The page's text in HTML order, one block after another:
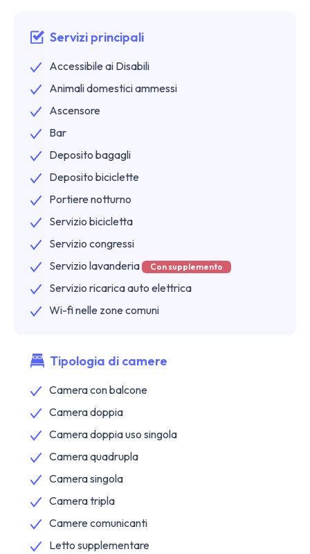
Servizi principali
Accessibile ai Disabili
Animali domestici ammessi
Ascensore
Bar
Deposito bagagli
Deposito biciclette
Portiere notturno
Servizio bicicletta
Servizio congressi
Servizio lavanderia
Con supplemento
Servizio ricarica auto elettrica
Wi-fi nelle zone comuni
Tipologia di camere
Camera con balcone
Camera doppia
Camera doppia uso singola
Camera quadrupla
Camera singola
Camera tripla
Camere comunicanti
Letto supplementare